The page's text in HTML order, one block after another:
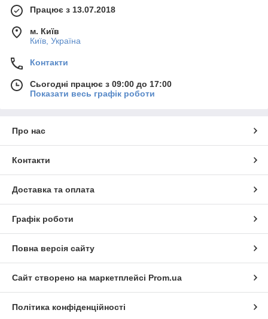
Працює з 13.07.2018
м. Київ
Київ, Україна
Контакти
Сьогодні працює з 09:00 до 17:00
Показати весь графік роботи
Про нас
Контакти
Доставка та оплата
Графік роботи
Повна версія сайту
Сайт створено на маркетплейсі Prom.ua
Політика конфіденційності